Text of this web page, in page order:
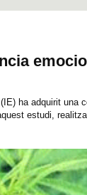
ha adquirit una
estudi,